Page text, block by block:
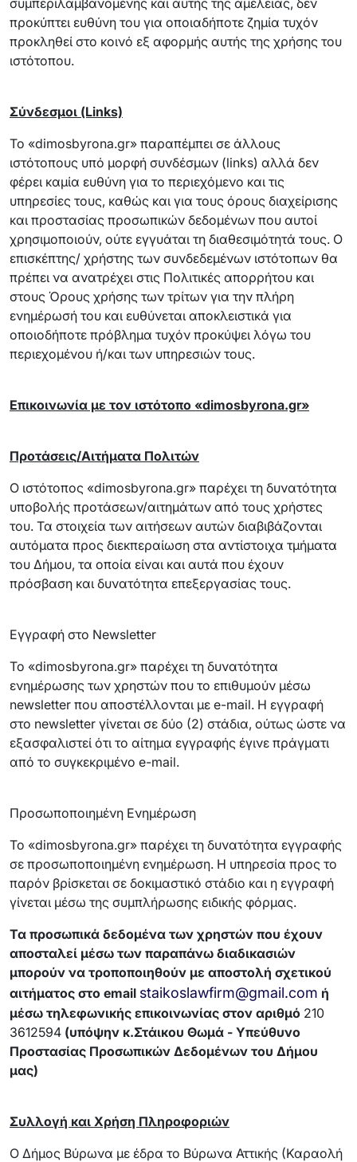
συμπεριλαμβανομένης και αυτής της αμέλειας, δεν
προκύπτει ευθύνη του για οποιαδήποτε ζημία τυχόν
προκληθεί στο κοινό εξ αφορμής αυτής της χρήσης του
ιστότοπου.
Σύνδεσμοι (Links)
Το «dimosbyrona.gr» παραπέμπει σε άλλους
ιστότοπους υπό μορφή συνδέσμων (links) αλλά δεν
φέρει καμία ευθύνη για το περιεχόμενο και τις
υπηρεσίες τους, καθώς και για τους όρους διαχείρισης
και προστασίας προσωπικών δεδομένων που αυτοί
χρησιμοποιούν, ούτε εγγυάται τη διαθεσιμότητά τους. Ο
επισκέπτης/ χρήστης των συνδεδεμένων ιστότoπων θα
πρέπει να ανατρέχει στις Πολιτικές απορρήτου και
στους Όρους χρήσης των τρίτων για την πλήρη
ενημέρωσή του και ευθύνεται αποκλειστικά για
οποιοδήποτε πρόβλημα τυχόν προκύψει λόγω του
περιεχομένου ή/και των υπηρεσιών τους.
Επικοινωνία με τον ιστότοπο «dimosbyrona.gr»
Προτάσεις/Αιτήματα Πολιτών
Ο ιστότοπος «dimosbyrona.gr» παρέχει τη δυνατότητα
υποβολής προτάσεων/αιτημάτων από τους χρήστες
του. Τα στοιχεία των αιτήσεων αυτών διαβιβάζονται
αυτόματα προς διεκπεραίωση στα αντίστοιχα τμήματα
του Δήμου, τα οποία είναι και αυτά που έχουν
πρόσβαση και δυνατότητα επεξεργασίας τους.
Εγγραφή στο Newsletter
Το «dimosbyrona.gr» παρέχει τη δυνατότητα
ενημέρωσης των χρηστών που το επιθυμούν μέσω
newsletter που αποστέλλονται με e-mail. Η εγγραφή
στο newsletter γίνεται σε δύο (2) στάδια, ούτως ώστε να
εξασφαλιστεί ότι το αίτημα εγγραφής έγινε πράγματι
από το συγκεκριμένο e-mail.
Προσωποποιημένη Ενημέρωση
Το «dimosbyrona.gr» παρέχει τη δυνατότητα εγγραφής
σε προσωποποιημένη ενημέρωση. Η υπηρεσία προς το
παρόν βρίσκεται σε δοκιμαστικό στάδιο και η εγγραφή
γίνεται μέσω της συμπλήρωσης ειδικής φόρμας.
Τα προσωπικά δεδομένα των χρηστών που έχουν
αποσταλεί μέσω των παραπάνω διαδικασιών
μπορούν να τροποποιηθούν με αποστολή σχετικού
αιτήματος στο email staikoslawfirm@gmail.com ή
μέσω τηλεφωνικής επικοινωνίας στον αριθμό 210
3612594 (υπόψην κ.Στάικου Θωμά - Υπεύθυνο
Προστασίας Προσωπικών Δεδομένων του Δήμου
μας)
Συλλογή και Χρήση Πληροφοριών
Ο Δήμος Βύρωνα με έδρα το Βύρωνα Αττικής (Καραολή